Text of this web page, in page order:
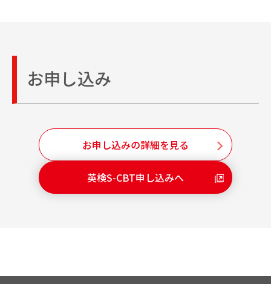
お申し込み
お申し込みの詳細を見る
英検S-CBT申し込みへ